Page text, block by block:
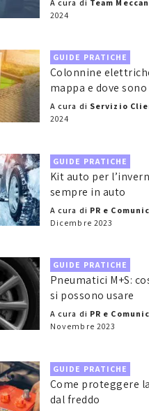
A cura di Team
2024
GUIDE PRATICHE
Colonnine
mappa e dove sono
A cura di Servizio
2024
GUIDE PRATICHE
Kit auto per
sempre in auto
A cura di PR e
Dicembre 2023
GUIDE PRATICHE
Pneumatici M+S:
si possono usare
A cura di PR e
Novembre 2023
GUIDE PRATICHE
Come proteggere
dal freddo